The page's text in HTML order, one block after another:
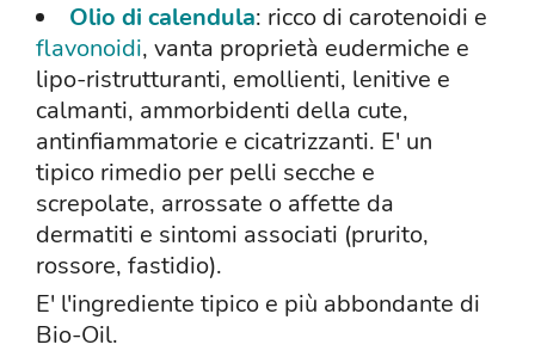
Olio di calendula: ricco di carotenoidi e
flavonoidi, vanta proprietà eudermiche e
lipo-ristrutturanti, emollienti, lenitive e
calmanti, ammorbidenti della cute,
antinfiammatorie e cicatrizzanti. E' un
tipico rimedio per pelli secche e
screpolate, arrossate o affette da
dermatiti e sintomi associati (prurito,
rossore, fastidio).
E' l'ingrediente tipico e più abbondante di
Bio-Oil.